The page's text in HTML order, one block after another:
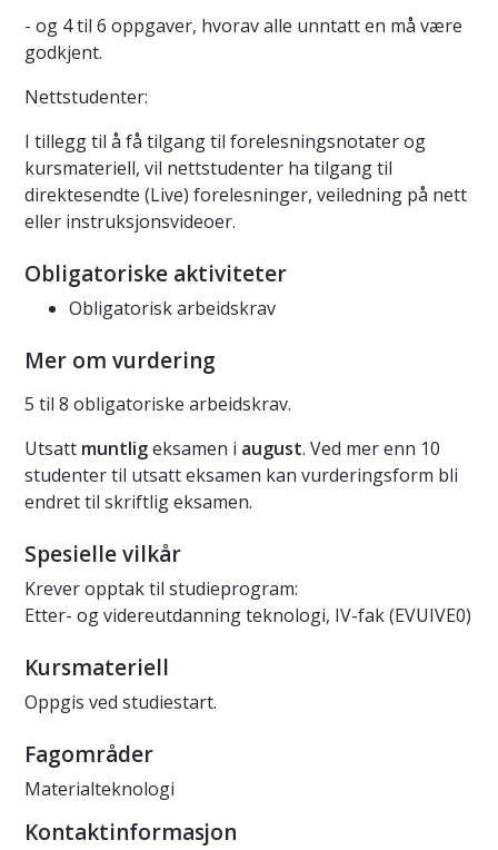
- og 4 til 6 oppgaver, hvorav alle unntatt en må være
godkjent.
Nettstudenter:
I tillegg til å få tilgang til forelesningsnotater og
kursmateriell, vil nettstudenter ha tilgang til
direktesendte (Live) forelesninger, veiledning på nett
eller instruksjonsvideoer.
Obligatoriske aktiviteter
Obligatorisk arbeidskrav
Mer om vurdering
5 til 8 obligatoriske arbeidskrav.
Utsatt muntligeksamen i august. Ved mer enn 10
studenter til utsatt eksamen kan vurderingsform bli
endret til skriftlig eksamen.
Spesielle vilkår
Krever opptak til studieprogram:
Etter- og videreutdanning teknologi, IV-fak (EVUIVE0)
Kursmateriell
Oppgis ved studiestart.
Fagområder
Materialteknologi
Kontaktinformasjon